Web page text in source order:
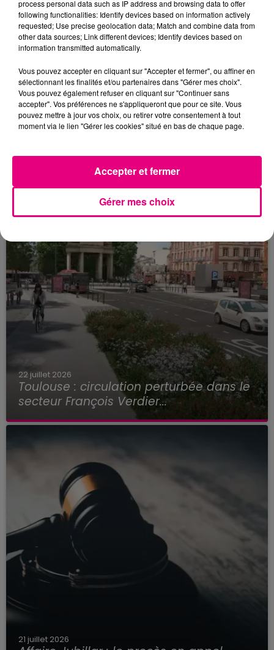
23 juillet 2026
Violent incendie au nord de Toulouse
22 juillet 2026
Toulouse : circulation perturbée dans le
secteur François Verdier...
21 juillet 2026
process personal data such as IP address and browsing data to offer
following functionalities: Identify devices based on information actively
requested; Use precise geolocation data; Match and combine data from
other data sources; Link different devices; Identify devices based on
information transmitted automatically.
Vous pouvez accepter en cliquant sur "Accepter et fermer", ou affiner en
sélectionnant les finalités et/ou partenaires dans "Gérer mes choix".
Vous pouvez également refuser en cliquant sur "Continuer sans
accepter". Vos préférences ne s'appliqueront que pour ce site. Vous
pouvez mettre à jour vos choix, ou retirer votre consentement à tout
moment via le lien "Gérer les cookies" situé en bas de chaque page.
Gérer mes choix
Accepter et fermer